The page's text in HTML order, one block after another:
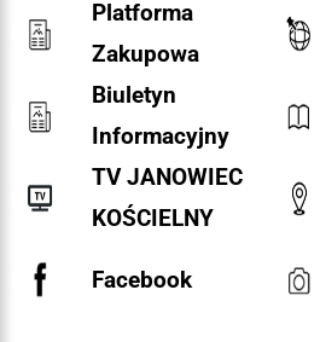
Platforma
Zakupowa
Biuletyn
Informacyjny
TV JANOWIEC
KOŚCIELNY
Facebook